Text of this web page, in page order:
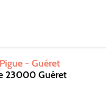
- Guéret
23000 Guéret